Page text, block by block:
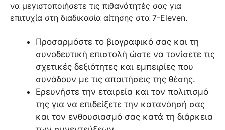
να μεγιστοποιήσετε τις πιθανότητές σας για
επιτυχία στη διαδικασία αίτησης στα 7-Eleven.
Προσαρμόστε το βιογραφικό σας και τη
συνοδευτική επιστολή ώστε να τονίσετε τις
σχετικές δεξιότητες και εμπειρίες που
συνάδουν με τις απαιτήσεις της θέσης.
Ερευνήστε την εταιρεία και τον πολιτισμό
της για να επιδείξετε την κατανόησή σας
και τον ενθουσιασμό σας κατά τη διάρκεια